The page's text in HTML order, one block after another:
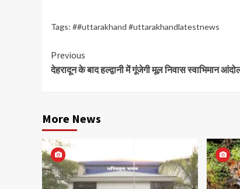
Tags: ##uttarakhand #uttarakhandlatestnews
Continue
Reading
Previous
देहरादून के बाद हल्द्वानी में गूंजेगी मूल निवास स्वाभिमान
More News